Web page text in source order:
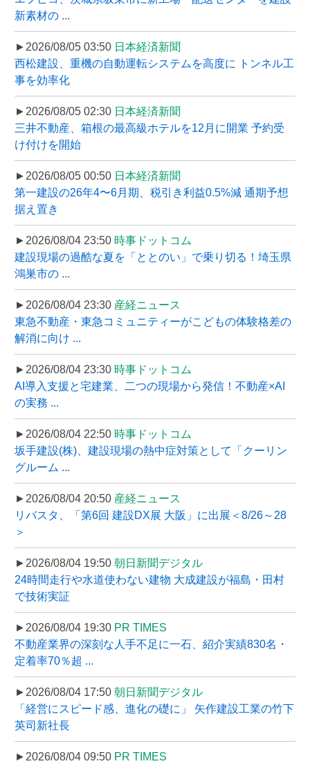
新素材の ...
►2026/08/05 03:50 日本経済新聞
西松建設、重機の自動運転システムを高度に トンネル工
事を効率化
►2026/08/05 02:30 日本経済新聞
三井不動産、箱根の最高級ホテルを12月に開業 予約受
け付けを開始
►2026/08/05 00:50 日本経済新聞
第一建設の26年4〜6月期、税引き利益0.5%減 通期予想
据え置き
►2026/08/04 23:50 時事ドットコム
建設現場の過酷な夏を「ととのい」で乗り切る！埼玉県
鴻巣市の ...
►2026/08/04 23:30 産経ニュース
東急不動産・東急コミュニティーがこどもの体験格差の
解消に向け ...
►2026/08/04 23:30 時事ドットコム
AI導入支援と宅建業、二つの現場から発信！不動産×AI
の実務 ...
►2026/08/04 22:50 時事ドットコム
坂手建設(株)、建設現場の熱中症対策として「クーリン
グルーム ...
►2026/08/04 20:50 産経ニュース
リバスタ、「第6回 建設DX展 大阪」に出展＜8/26～28
＞
►2026/08/04 19:50 朝日新聞デジタル
24時間走行や水道使わない建物 大成建設が福島・田村
で技術実証
►2026/08/04 19:30 PR TIMES
不動産業界の深刻な人手不足に一石、紹介実績830名・
定着率70％超 ...
►2026/08/04 17:50 朝日新聞デジタル
「経営にスピード感、進化の礎に」 矢作建設工業の竹下
英司新社長
►2026/08/04 09:50 PR TIMES